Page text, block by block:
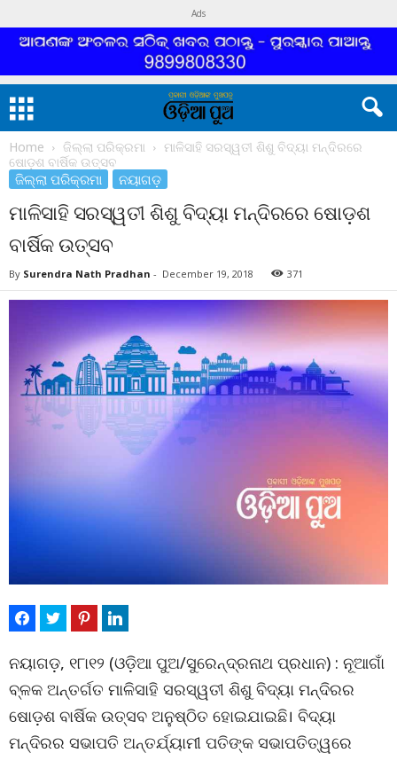
Ads
Home ଜିଲ୍ଲା ପରିକ୍ରମା
ମାଳିସାହି ସରସ୍ୱତୀ ଶିଶୁ ବିଦ୍ୟା ମନ୍ଦିରରେ
ଷୋଡ଼ଶ ବାର୍ଷିକ ଉତ୍ସବ
ଜିଲ୍ଲା ପରିକ୍ରମା ନୟାଗଡ଼
ମାଳିସାହି ସରସ୍ୱତୀ ଶିଶୁ ବିଦ୍ୟା ମନ୍ଦିରରେ ଷୋଡ଼ଶ
ବାର୍ଷିକ ଉତ୍ସବ
By Surendra Nath Pradhan - December 19, 2018 371
ନୟାଗଡ଼, ୧୮ା୧୨ (ଓଡ଼ିଆ ପୁଅ/ସୁରେନ୍ଦ୍ରନାଥ ପ୍ରଧାନ) : ନୂଆଗାଁ
ବ୍ଳକ ଅନ୍ତର୍ଗତ ମାଳିସାହି ସରସ୍ୱତୀ ଶିଶୁ ବିଦ୍ୟା ମନ୍ଦିରର
ଷୋଡ଼ଶ ବାର୍ଷିକ ଉତ୍ସବ ଅନୁଷ୍ଠିତ ହୋଇଯାଇଛି। ବିଦ୍ୟା
ମନ୍ଦିରର ସଭାପତି ଅନ୍ତର୍ଯ୍ୟାମୀ ପତିଙ୍କ ସଭାପତିତ୍ୱରେ